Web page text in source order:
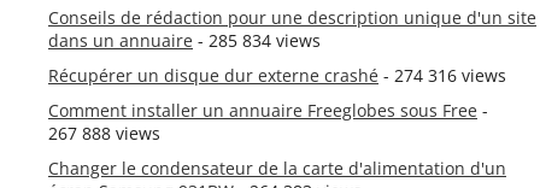
Conseils de rédaction pour une description unique d'un site
dans un annuaire - 285 834 views
Récupérer un disque dur externe crashé - 274 316 views
Comment installer un annuaire Freeglobes sous Free -
267 888 views
Changer le condensateur de la carte d'alimentation d'un